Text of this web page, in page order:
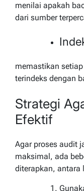
menilai apakah
dari sumber
memastikan
terindeks dengan
Strategi
Efektif
Agar proses audit
maksimal, ada
diterapkan, antara